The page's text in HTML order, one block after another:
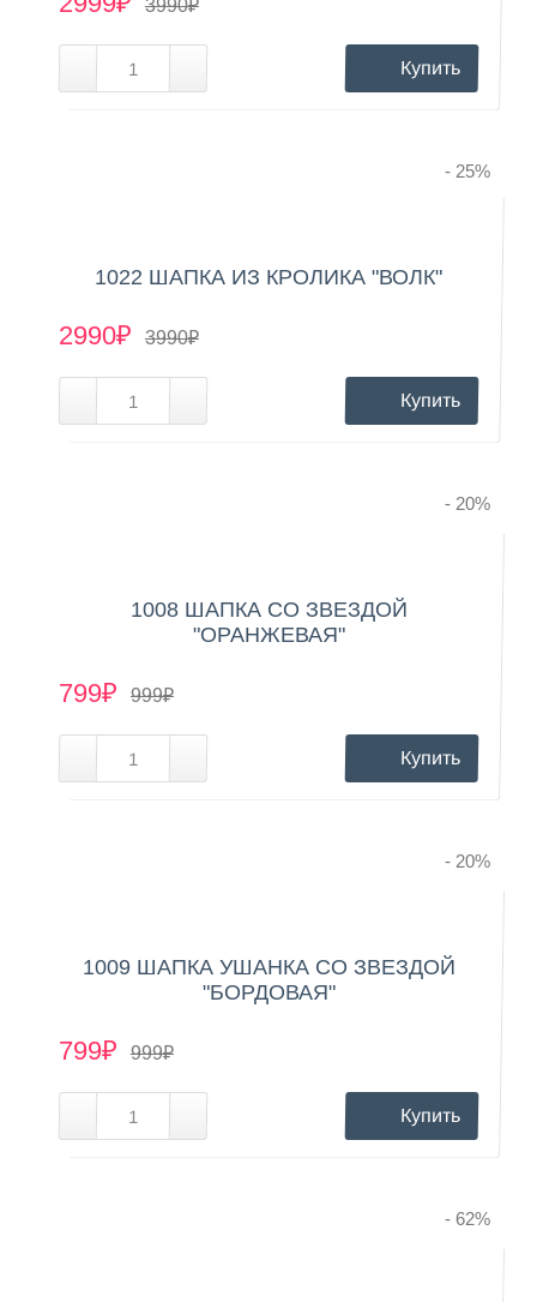
3990₽
Купить
- 25%
1022 ШАПКА ИЗ КРОЛИКА "ВОЛК"
2990₽ 3990₽
Купить
- 20%
1008 ШАПКА СО ЗВЕЗДОЙ
"ОРАНЖЕВАЯ"
799₽ 999₽
Купить
- 20%
1009 ШАПКА УШАНКА СО ЗВЕЗДОЙ
"БОРДОВАЯ"
799₽ 999₽
Купить
- 62%